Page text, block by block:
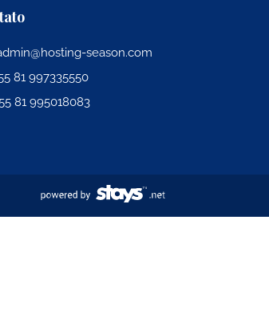
season.com
81 997335550
81 995018083